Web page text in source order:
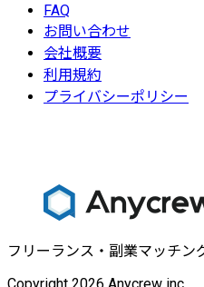
FAQ
お問い合わせ
会社概要
利用規約
プライバシーポリシー
フリーランス・副業マッチン